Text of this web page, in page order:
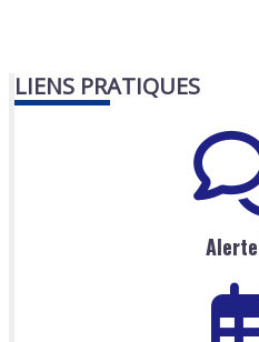
LIENS PRATIQUES